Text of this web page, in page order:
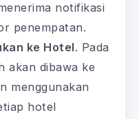
notifikasi
penempatan.
ke Hotel. Pada
akan dibawa ke
menggunakan
hotel